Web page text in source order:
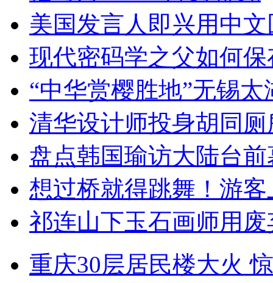
美国发言人即兴用中
现代密码学之父如何
“中华赏樱胜地”无锡
清华设计师投身胡同
盘点韩国瑜访大陆台
想过桥就得跳舞！游客
祁连山下玉石画师用
重庆30层居民楼大火